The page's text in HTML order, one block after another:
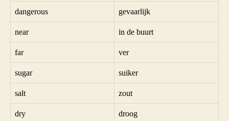
dangerous gevaarlijk
near in de buurt
far ver
sugar suiker
salt zout
dry droog